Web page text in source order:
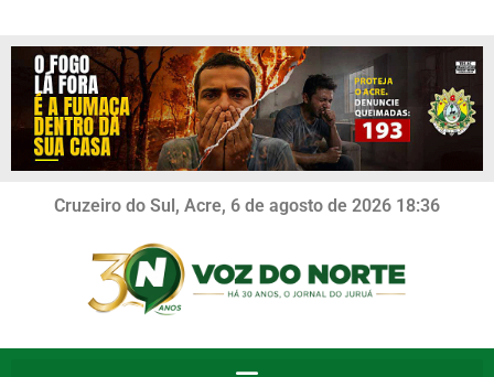
Cruzeiro do Sul, Acre, 6 de agosto de 2026 18:36